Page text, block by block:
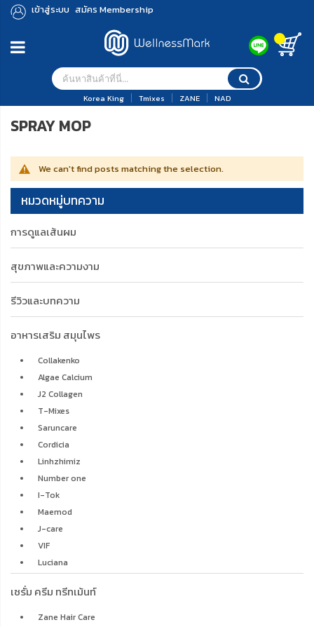
เข้าสู่ระบบ สมัคร Membership
Korea King Tmixes ZANE NAD
SPRAY MOP
We can't find posts matching the selection.
หมวดหมู่บทความ
การดูแลเส้นผม
สุขภาพและความงาม
รีวิวและบทความ
อาหารเสริม สมุนไพร
Collakenko
Algae Calcium
J2 Collagen
T-Mixes
Saruncare
Cordicia
Linhzhimiz
Number one
I-Tok
Maemod
J-care
VIF
Luciana
เซรั่ม ครีม ทรีทเม้นท์
Zane Hair Care